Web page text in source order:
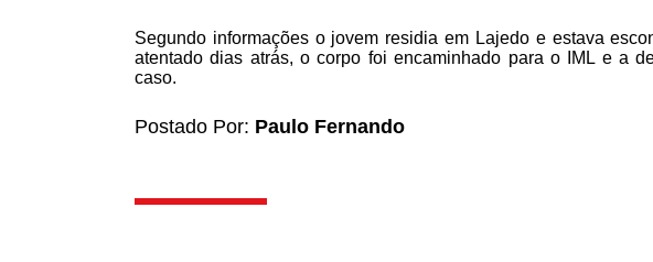
Segundo informações o jovem residia em Lajedo e estava
atentado dias atrás, o corpo foi encaminhado para o IML e a
caso.
Postado Por: Paulo Fernando